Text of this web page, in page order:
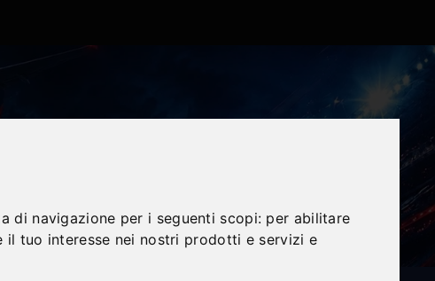
di navigazione per i seguenti scopi: per abilitare
il tuo interesse nei nostri prodotti e servizi e